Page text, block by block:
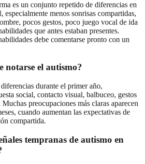
es un conjunto repetido de diferencias en
especialmente menos sonrisas compartidas,
pocos gestos, poco juego vocal de ida
que antes estaban presentes.
debe comentarse pronto con un
notarse el autismo?
durante el primer año,
social, contacto visual, balbuceo, gestos
preocupaciones más claras aparecen
cuando aumentan las expectativas de
compartida.
tempranas de autismo en